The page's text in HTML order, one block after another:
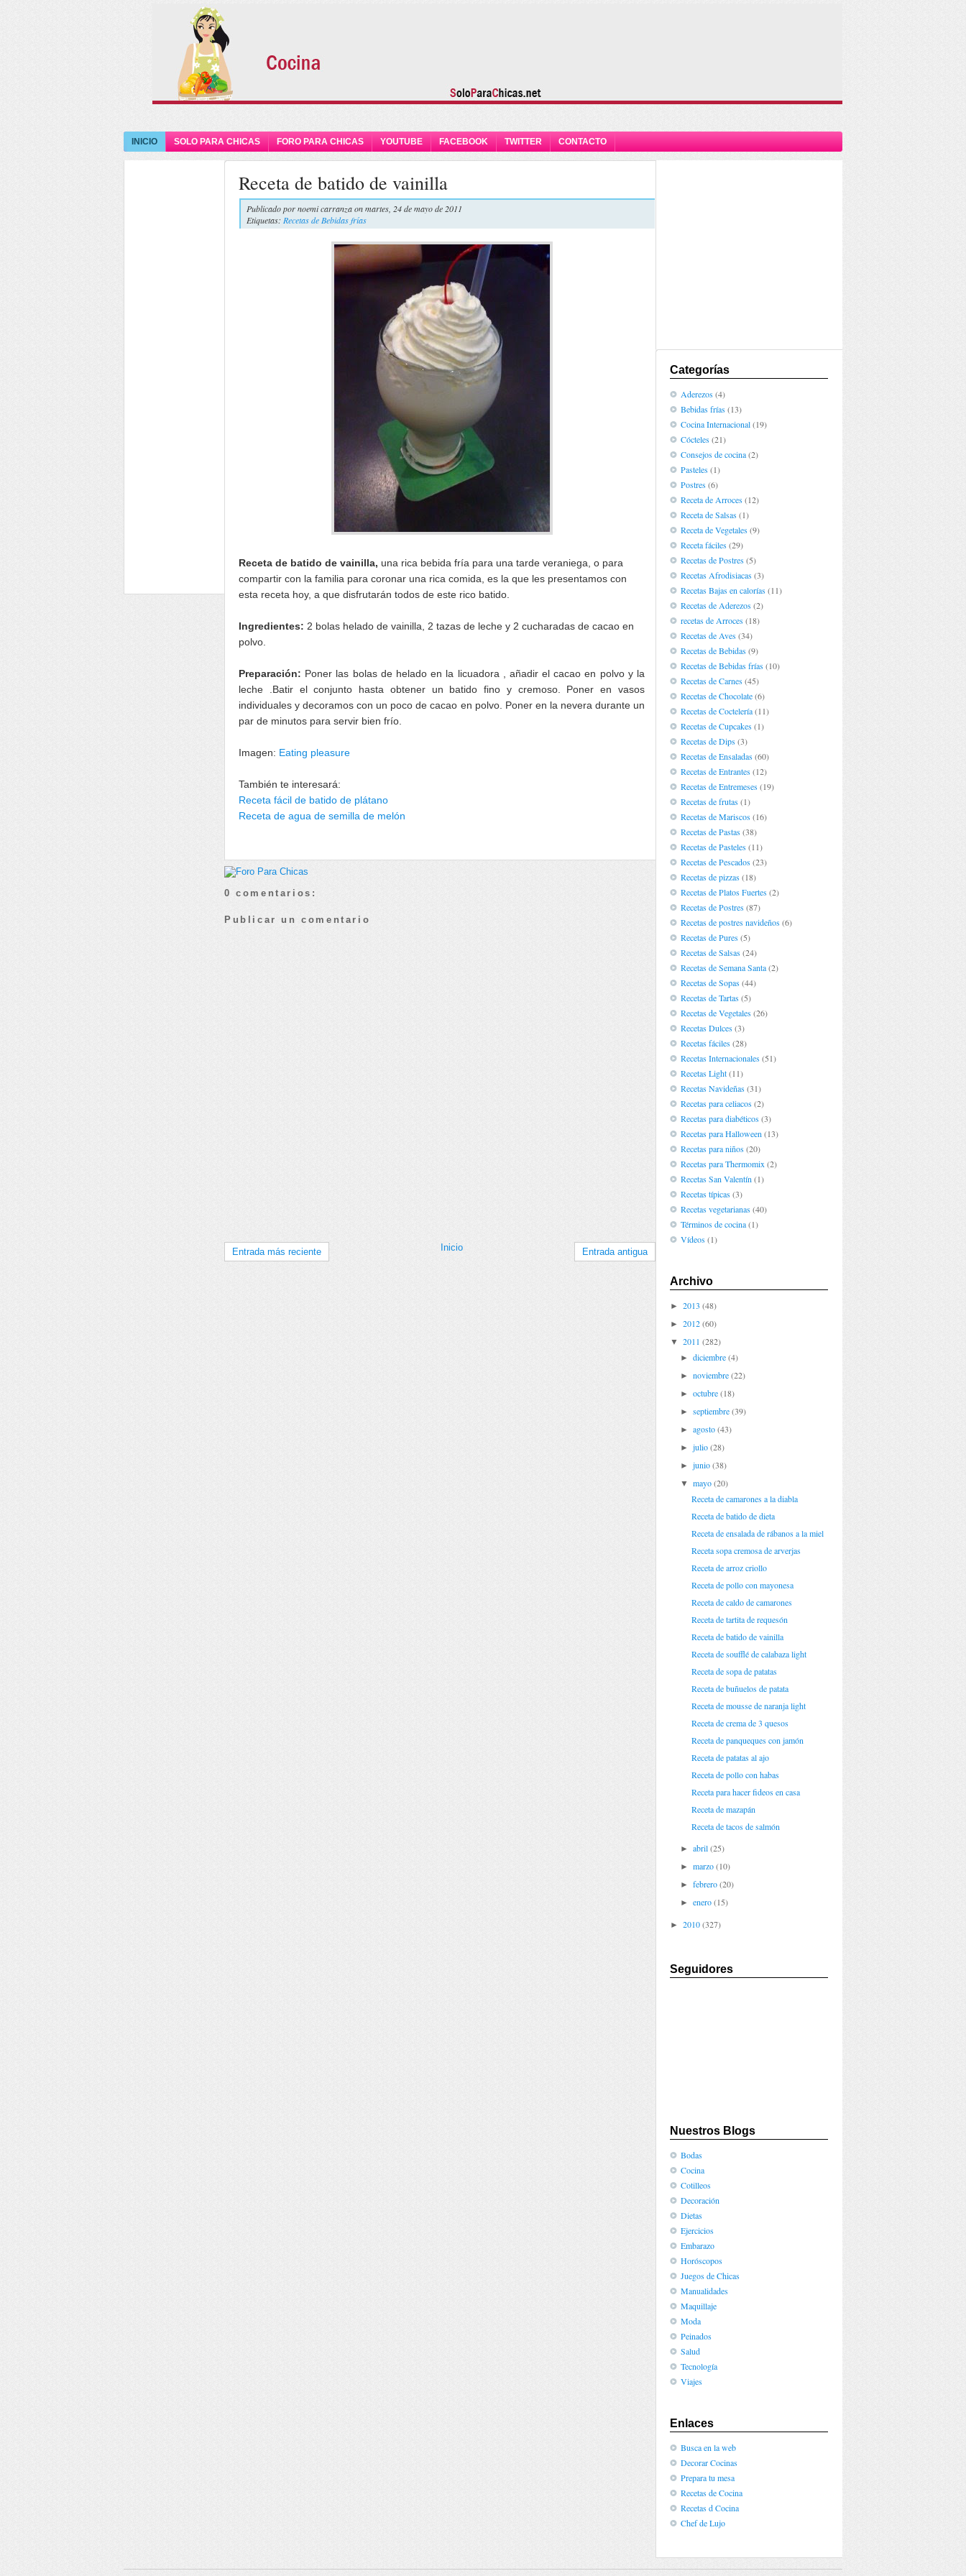
INICIO SOLO PARA CHICAS FORO PARA CHICAS YOUTUBE FACEBOOK TWITTER CONTACTO
Receta de batido de vainilla
Publicado pornoemi carranzaon martes, 24 de mayo de 2011
Etiquetas: Recetas de Bebidas frías
Receta de batido de vainilla, una rica bebida fría para una tarde veraniega, o para
compartir con la familia para coronar una rica comida, es la que les presentamos con
esta receta hoy, a que disfrutarán todos de este rico batido.
Ingredientes: 2 bolas helado de vainilla, 2 tazas de leche y 2 cucharadas de cacao en
polvo.
Preparación: Poner las bolas de helado en la licuadora , añadir el cacao en polvo y la
leche .Batir el conjunto hasta obtener un batido fino y cremoso. Poner en vasos
individuales y decoramos con un poco de cacao en polvo. Poner en la nevera durante un
par de minutos para servir bien frío.
Imagen: Eating pleasure
También te interesará:
Receta fácil de batido de plátano
Receta de agua de semilla de melón
0 comentarios:
Publicar un comentario
Entrada más reciente Entrada antigua
Inicio
Categorías
Aderezos(4)
Bebidas frías(13)
Cocina Internacional(19)
Cócteles(21)
Consejos de cocina(2)
Pasteles(1)
Postres(6)
Receta de Arroces(12)
Receta de Salsas(1)
Receta de Vegetales(9)
Receta fáciles(29)
Recetas de Postres(5)
Recetas Afrodisiacas(3)
Recetas Bajas en calorías(11)
Recetas de Aderezos(2)
recetas de Arroces(18)
Recetas de Aves(34)
Recetas de Bebidas(9)
Recetas de Bebidas frías(10)
Recetas de Carnes(45)
Recetas de Chocolate(6)
Recetas de Coctelería(11)
Recetas de Cupcakes(1)
Recetas de Dips(3)
Recetas de Ensaladas(60)
Recetas de Entrantes(12)
Recetas de Entremeses(19)
Recetas de frutas(1)
Recetas de Mariscos(16)
Recetas de Pastas(38)
Recetas de Pasteles(11)
Recetas de Pescados(23)
Recetas de pizzas(18)
Recetas de Platos Fuertes(2)
Recetas de Postres(87)
Recetas de postres navideños(6)
Recetas de Pures(5)
Recetas de Salsas(24)
Recetas de Semana Santa(2)
Recetas de Sopas(44)
Recetas de Tartas(5)
Recetas de Vegetales(26)
Recetas Dulces(3)
Recetas fáciles(28)
Recetas Internacionales(51)
Recetas Light(11)
Recetas Navideñas(31)
Recetas para celiacos(2)
Recetas para diabéticos(3)
Recetas para Halloween (13)
Recetas para niños(20)
Recetas para Thermomix (2)
Recetas San Valentín (1)
Recetas típicas(3)
Recetas vegetarianas(40)
Términos de cocina(1)
Vídeos(1)
Archivo
► 2013 (48)
► 2012(60)
▼ 2011 (282)
►diciembre (4)
►noviembre (22)
►octubre (18)
►septiembre (39)
►agosto (43)
►julio (28)
►junio (38)
▼mayo (20)
Receta de camarones a la diabla
Receta de batido de dieta
Receta de ensalada de rábanos a la miel
Receta sopa cremosa de arverjas
Receta de arroz criollo
Receta de pollo con mayonesa
Receta de caldo de camarones
Receta de tartita de requesón
Receta de batido de vainilla
Receta de soufflé de calabaza light
Receta de sopa de patatas
Receta de buñuelos de patata
Receta de mousse de naranja light
Receta de crema de 3 quesos
Receta de panqueques con jamón
Receta de patatas al ajo
Receta de pollo con habas
Receta para hacer fideos en casa
Receta de mazapán
Receta de tacos de salmón
►abril (25)
►marzo (10)
►febrero (20)
►enero (15)
► 2010(327)
Seguidores
Nuestros Blogs
Bodas
Cocina
Cotilleos
Decoración
Dietas
Ejercicios
Embarazo
Horóscopos
Juegos de Chicas
Manualidades
Maquillaje
Moda
Peinados
Salud
Tecnología
Viajes
Enlaces
Busca en la web
Decorar Cocinas
Prepara tu mesa
Recetas de Cocina
Recetas d Cocina
Chef de Lujo